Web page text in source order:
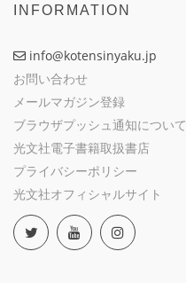
INFORMATION
info@kotensinyaku.jp
お問い合わせ
メールマガジン登録
ブラウザプッシュ通知について
光文社電子書籍取扱書店
プライバシーポリシー
光文社オフィシャルサイト